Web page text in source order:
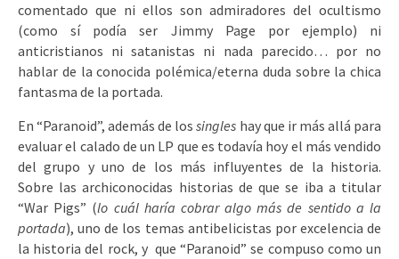
comentado que ni ellos son admiradores del ocultismo
(como sí podía ser Jimmy Page por ejemplo) ni
anticristianos ni satanistas ni nada parecido… por no
hablar de la conocida polémica/eterna duda sobre la chica
fantasma de la portada.
En “Paranoid”, además de lossingles hay que ir más allá para
evaluar el calado de un LP que es todavía hoy el más vendido
del grupo y uno de los más influyentes de la historia.
Sobre las archiconocidas historias de que se iba a titular
“War Pigs” (lo cuál haría cobrar algo más de sentido a la
portada), uno de los temas antibelicistas por excelencia de
la historia del rock, y que “Paranoid” se compuso como un